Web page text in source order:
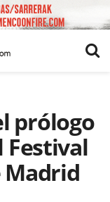
prólogo
Festival
Madrid